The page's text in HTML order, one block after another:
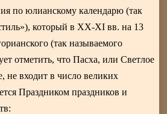
по юлианскому календарю (так
который в ХХ-ХI вв. на 13
(так называемого
отметить, что Пасха, или Светлое
не входит в число великих
Праздником праздников и